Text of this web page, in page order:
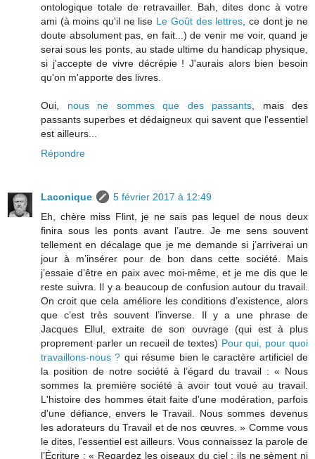
ontologique totale de retravailler. Bah, dites donc à votre
ami (à moins qu'il ne lise Le Goût des lettres , ce dont je ne
doute absolument pas, en fait...) de venir me voir, quand je
serai sous les ponts, au stade ultime du handicap physique,
si j'accepte de vivre décrépie ! J'aurais alors bien besoin
qu'on m'apporte des livres.
Oui, nous ne sommes que des passants , mais des
passants superbes et dédaigneux qui savent que l'essentiel
est ailleurs...
Répondre
Laconique
5 février 2017 à 12:49
Eh, chère miss Flint, je ne sais pas lequel de nous deux
finira sous les ponts avant l’autre. Je me sens souvent
tellement en décalage que je me demande si j’arriverai un
jour à m’insérer pour de bon dans cette société. Mais
j’essaie d’être en paix avec moi-même, et je me dis que le
reste suivra. Il y a beaucoup de confusion autour du travail.
On croit que cela améliore les conditions d’existence, alors
que c’est très souvent l’inverse. Il y a une phrase de
Jacques Ellul, extraite de son ouvrage (qui est à plus
proprement parler un recueil de textes) Pour qui, pour quoi
travaillons-nous ? qui résume bien le caractère artificiel de
la position de notre société à l’égard du travail : « Nous
sommes la première société à avoir tout voué au travail.
L'histoire des hommes était faite d'une modération, parfois
d'une défiance, envers le Travail. Nous sommes devenus
les adorateurs du Travail et de nos œuvres. » Comme vous
le dites, l’essentiel est ailleurs. Vous connaissez la parole de
l’Écriture : « Regardez les oiseaux du ciel : ils ne sèment ni